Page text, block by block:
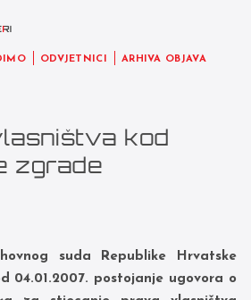
ODVJETNICI ARHIVA OBJAVA
kod
zgrade
suda Republike Hrvatske
04.01.2007. postojanje ugovora o